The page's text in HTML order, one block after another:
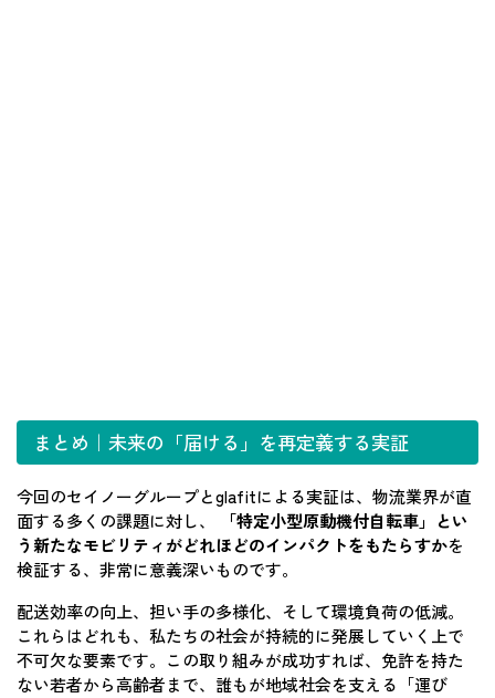
まとめ｜未来の「届ける」を再定義する実証
今回のセイノーグループとglafitによる実証は、物流業界が直
面する多くの課題に対し、
「特定小型原動機付自転車」とい
う新たなモビリティがどれほどのインパクトをもたらすかを
検証する、非常に意義深いものです。
配送効率の向上、担い手の多様化、そして環境負荷の低減。
これらはどれも、私たちの社会が持続的に発展していく上で
不可欠な要素です。この取り組みが成功すれば、免許を持た
ない若者から高齢者まで、誰もが地域社会を支える「運び